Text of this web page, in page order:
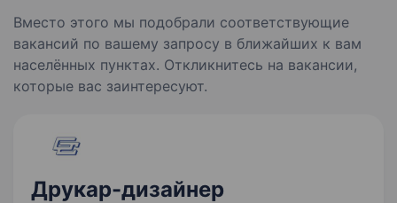
Вместо этого мы подобрали соответствующие
вакансий по вашему запросу в ближайших к вам
населённых пунктах. Откликнитесь на вакансии,
которые вас заинтересуют.
Друкар-дизайнер